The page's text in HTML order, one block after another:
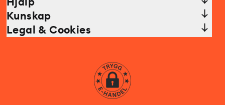
Kunskap
Legal & Cookies